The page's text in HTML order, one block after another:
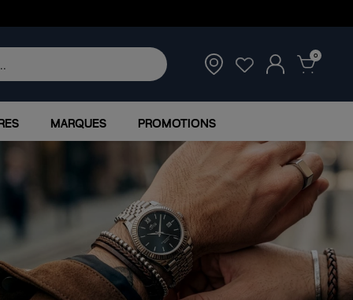
0
MARQUES PROMOTIONS